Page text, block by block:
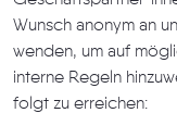
Wunsch anonym an
wenden, um auf
interne Regeln
folgt zu erreichen: